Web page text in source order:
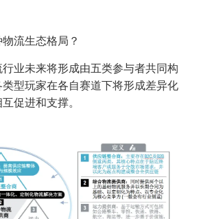
流生态格局？
业未来将形成由五类参与者共同构
型玩家在各自赛道下将形成差异化
促进和支撑。